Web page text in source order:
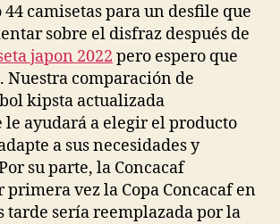
camisetas para un desfile que
sobre el disfraz después de
japon 2022 pero espero que
Nuestra comparación de
kipsta actualizada
ayudará a elegir el producto
a sus necesidades y
su parte, la Concacaf
vez la Copa Concacaf en
tarde sería reemplazada por la